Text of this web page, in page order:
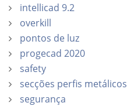
intellicad 9.2
overkill
pontos de luz
progecad 2020
safety
secções perfis metálicos
segurança